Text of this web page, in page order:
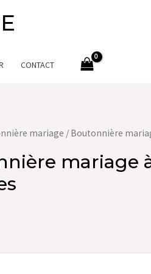
CONTACT
mariage / Boutonnière
mariage